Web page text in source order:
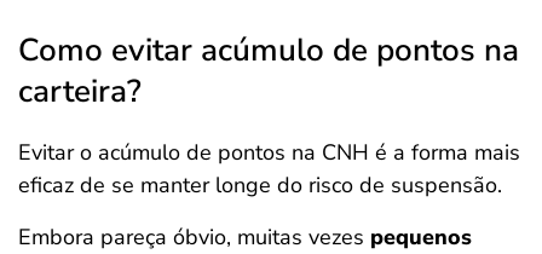
Como evitar acúmulo de pontos na
carteira?
Evitar o acúmulo de pontos na CNH é a forma mais
eficaz de se manter longe do risco de suspensão.
Embora pareça óbvio, muitas vezes pequenos